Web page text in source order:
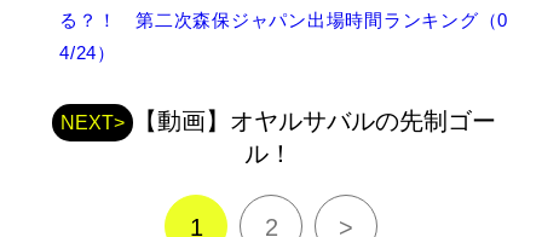
る？！ 第二次森保ジャパン出場時間ランキング（0
4/24）
NEXT>
【動画】オヤルサバルの先制ゴー
ル！
1 2 >